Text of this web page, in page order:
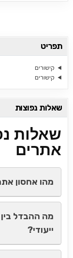
תפריט
קישורים
קישורים
שאלות נפוצות
שאלות
אתרים
מהו אחסון
ייעודי?